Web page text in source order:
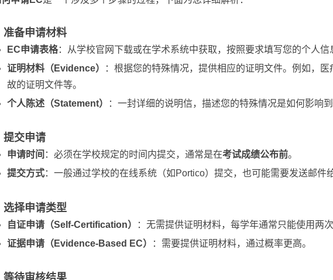
准备申请材料
EC申请表格：从学校官网下载或在学术系统中获取，按照要求填写您的个人信
证明材料（Evidence）
：根据您的特殊情况，提供相应的证明文件。例如，
故的证明文件等。
个人陈述（Statement）
：一封详细的说明信，描述您的特殊情况是如何影响到
提交申请
申请时间 ：必须在学校规定的时间内提交，通常是在考试成绩公布前。
提交方式：一般通过学校的在线系统（如Portico）提交，也可能需要发送邮件
选择申请类型
自证申请（Self-Certification）
：无需提供证明材料，每学年通常只能使用两次
证据申请（Evidence-Based EC）
：需要提供证明材料，通过概率更高。